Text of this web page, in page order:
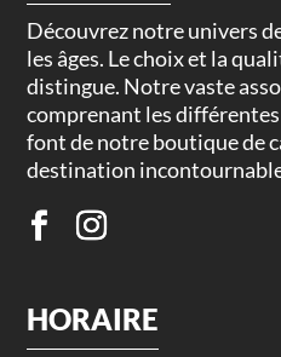
Découvrez notre univers
les âges. Le choix et la
distingue. Notre vaste
comprenant les
font de notre boutique de
destination
HORAIRE